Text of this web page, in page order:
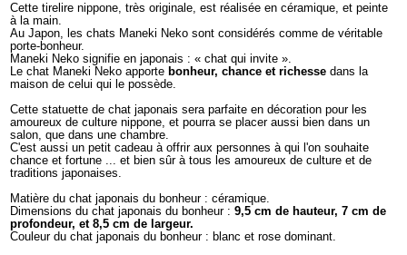
Cette tirelire nippone, très originale, est réalisée en céramique, et peinte
à la main.
Au Japon, les chats Maneki Neko sont considérés comme de véritable
porte-bonheur.
Maneki Neko signifie en japonais : « chat qui invite ».
Le chat Maneki Neko apporte bonheur, chance et richesse dans la
maison de celui qui le possède.
Cette statuette de chat japonais sera parfaite en décoration pour les
amoureux de culture nippone, et pourra se placer aussi bien dans un
salon, que dans une chambre.
C'est aussi un petit cadeau à offrir aux personnes à qui l'on souhaite
chance et fortune ... et bien sûr à tous les amoureux de culture et de
traditions japonaises.
Matière du chat japonais du bonheur : céramique.
Dimensions du chat japonais du bonheur :9,5 cm de hauteur, 7 cm de
profondeur, et 8,5 cm de largeur.
Couleur du chat japonais du bonheur : blanc et rose dominant.